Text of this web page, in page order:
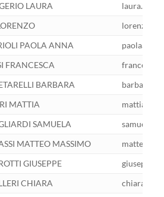
LAURA
PAOLA ANNA
FRANCESCA
BARBARA
MATTIA
SAMUELA
MATTEO MASSIMO
GIUSEPPE
CHIARA